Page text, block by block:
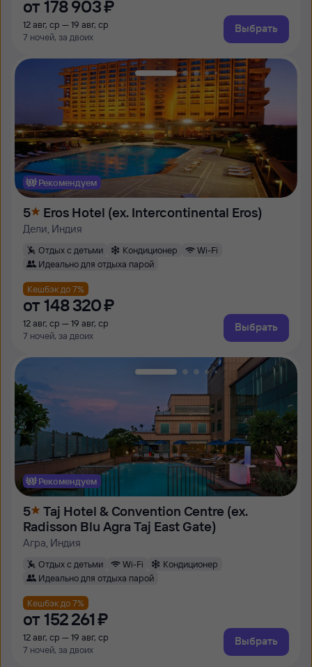
от 178 ⁠903 ⁠₽
12 авг, ср — 19 авг, ср
7 ночей, за двоих
Выбрать
Рекомендуем
5 Eros Hotel (ex. Intercontinental Eros)
Дели, Индия
Отдых с детьми Кондиционер
Wi-Fi
Идеально для отдыха парой
Кешбэк до 7%
от 148 ⁠320 ⁠₽
12 авг, ср — 19 авг, ср
7 ночей, за двоих
Выбрать
Рекомендуем
5
Taj Hotel & Convention Centre (ex.
Radisson Blu Agra Taj East Gate)
Агра, Индия
Отдых с детьми Wi-Fi
Кондиционер
Идеально для отдыха парой
Кешбэк до 7%
от 152 ⁠261 ⁠₽
12 авг, ср — 19 авг, ср
7 ночей, за двоих
Выбрать